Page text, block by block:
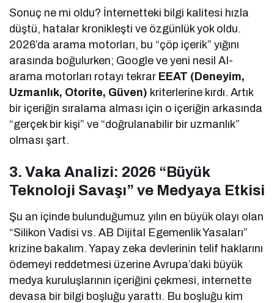
Sonuç ne mi oldu? İnternetteki bilgi kalitesi hızla
düştü, hatalar kronikleşti ve özgünlük yok oldu.
2026’da arama motorları, bu “çöp içerik” yığını
arasında boğulurken; Google ve yeni nesil AI-
arama motorları rotayı tekrar EEAT (Deneyim,
Uzmanlık, Otorite, Güven) kriterlerine kırdı. Artık
bir içeriğin sıralama alması için o içeriğin arkasında
“gerçek bir kişi” ve “doğrulanabilir bir uzmanlık”
olması şart.
3. Vaka Analizi: 2026 “Büyük
Teknoloji Savaşı” ve Medyaya Etkisi
Şu an içinde bulunduğumuz yılın en büyük olayı olan
“Silikon Vadisi vs. AB Dijital Egemenlik Yasaları”
krizine bakalım. Yapay zeka devlerinin telif haklarını
ödemeyi reddetmesi üzerine Avrupa’daki büyük
medya kuruluşlarının içeriğini çekmesi, internette
devasa bir bilgi boşluğu yarattı. Bu boşluğu kim